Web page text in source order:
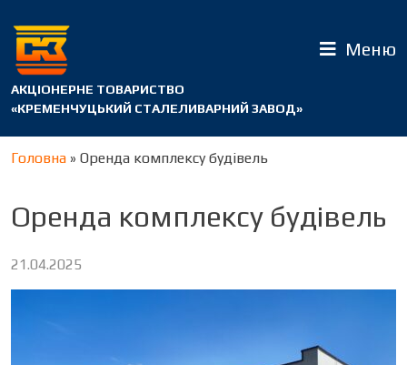
Меню
АКЦІОНЕРНЕ ТОВАРИСТВО
«КРЕМЕНЧУЦЬКИЙ СТАЛЕЛИВАРНИЙ ЗАВОД»
Головна » Оренда комплексу будівель
Оренда комплексу будівель
21.04.2025